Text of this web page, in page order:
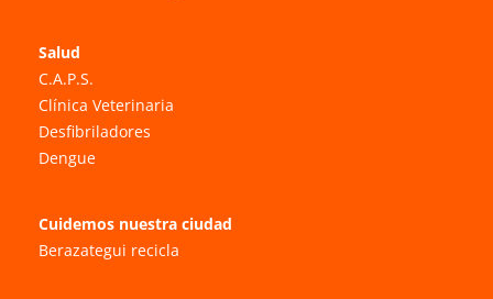
Salud
C.A.P.S.
Clínica Veterinaria
Desfibriladores
Dengue
Cuidemos nuestra ciudad
Berazategui recicla